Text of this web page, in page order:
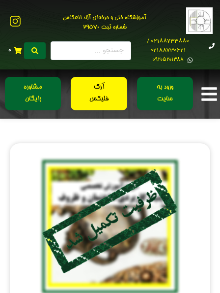
آموزشگاه فنی و حرفه‌ای آزاد انعکاس
شماره ثبت 29570
02188733880 /
02188730621
0۹۲۰۵۲۰۱۳۸۸
0
ورود به
سایت
آرک
فلیکس
مشاوره
رایگان